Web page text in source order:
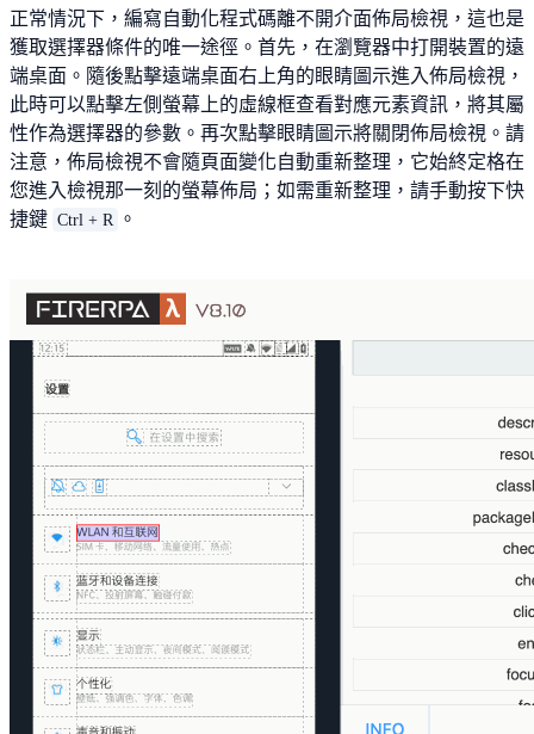
正常情況下，編寫自動化程式碼離不開介面佈局檢視，這也是
獲取選擇器條件的唯一途徑。首先，在瀏覽器中打開裝置的遠
端桌面。隨後點擊遠端桌面右上角的眼睛圖示進入佈局檢視，
此時可以點擊左側螢幕上的虛線框查看對應元素資訊，將其屬
性作為選擇器的參數。再次點擊眼睛圖示將關閉佈局檢視。請
注意，佈局檢視不會隨頁面變化自動重新整理，它始終定格在
您進入檢視那一刻的螢幕佈局；如需重新整理，請手動按下快
捷鍵 Ctrl + R 。